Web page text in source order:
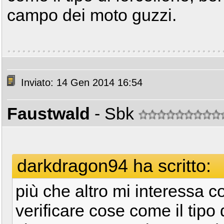
campo dei moto guzzi.
Inviato: 14 Gen 2014 16:54
Faustwald - Sbk
darkdragon94 ha scritto:
più che altro mi interessa
verificare cose come il tipo